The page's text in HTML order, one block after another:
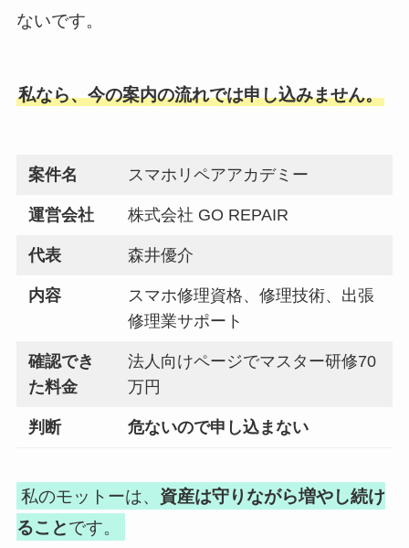
ないです。
私なら、今の案内の流れでは申し込みません。
案件名 スマホリペアアカデミー
運営会社 株式会社 GO REPAIR
代表 森井優介
内容
スマホ修理資格、修理技術、出張
修理業サポート
確認でき
た料金
法人向けページでマスター研修70
万円
判断 危ないので申し込まない
私のモットーは、 資産は守りながら増やし続け
ることです。